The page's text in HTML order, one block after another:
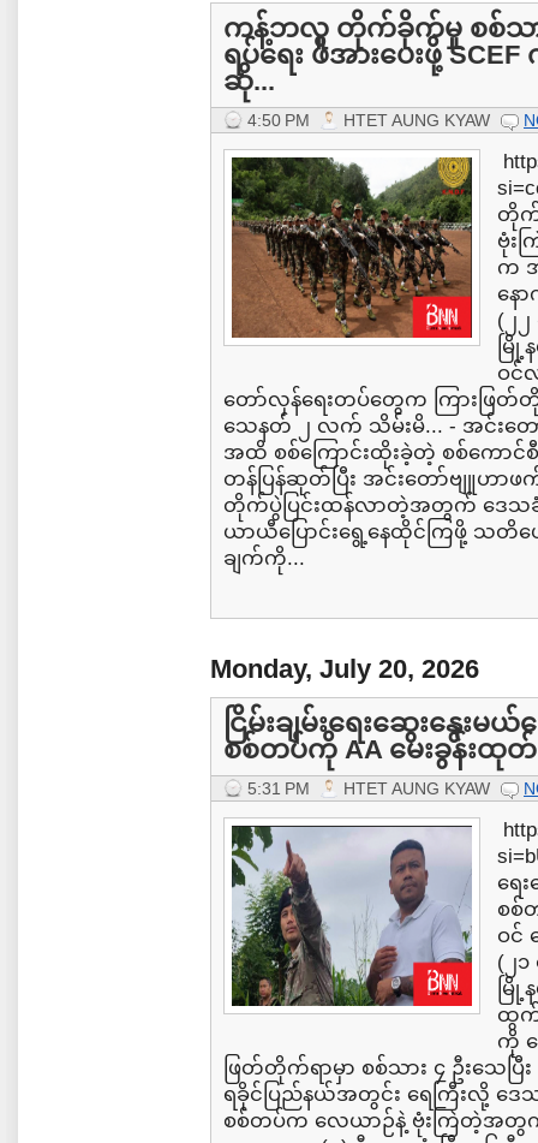
ကန့်ဘလူ တိုက်ခိုက်မှု စစ်သား
ရပ်ရေး ဖိအားပေးဖို့
ဆို...
4:50 PM HTET AUNG KYAW
တိုက်
ဗုံး
က
နေ
(၂
မြို့
ဝင်
တော်လှန်ရေးတပ်တွေက ကြားဖြတ်တို
သေနတ် ၂ လက် သိမ်းမိ... - အင်းတေ
အထိ စစ်ကြောင်းထိုးခဲ့တဲ့ စစ်ကော
တန်ပြန်ဆုတ်ပြီး အင်းတော်ဗျူဟာဖ
တိုက်ပွဲပြင်းထန်လာတဲ့အတွက် ဒေသ
ယာယီပြောင်းရွေ့နေထိုင်ကြဖို့ သတိ
ချက်ကို...
Monday, July 20, 2026
ငြိမ်းချမ်းရေးဆွေးနွေးမယ်
စစ်တပ်ကို AA မေးခွန်းထုတ်
5:31 PM HTET AUNG KYAW
ရေး
စစ်
ဝင်
(၂၁
မြို့
ထွက်
ကို
ဖြတ်တိုက်ရာမှာ စစ်သား ၄ ဦးသေ
ရခိုင်ပြည်နယ်အတွင်း ရေကြီးလို့ ဒေ
စစ်တပ်က လေယာဉ်နဲ့ ဗုံးကြဲတဲ့အတွက်